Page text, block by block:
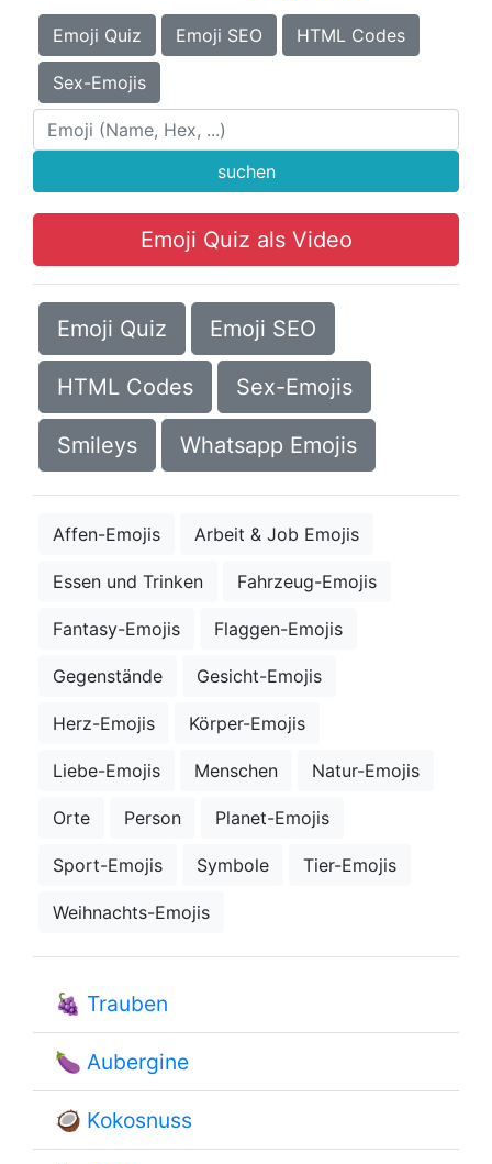
Emoji Quiz Emoji SEO HTML Codes
Sex-Emojis
suchen
Emoji Quiz als Video
Emoji Quiz Emoji SEO
HTML Codes Sex-Emojis
Smileys Whatsapp Emojis
Affen-Emojis Arbeit & Job Emojis
Essen und Trinken Fahrzeug-Emojis
Fantasy-Emojis Flaggen-Emojis
Gegenstände Gesicht-Emojis
Herz-Emojis Körper-Emojis
Liebe-Emojis Menschen Natur-Emojis
Orte Person Planet-Emojis
Sport-Emojis Symbole Tier-Emojis
Weihnachts-Emojis
🍇 Trauben
🍆 Aubergine
🥥 Kokosnuss